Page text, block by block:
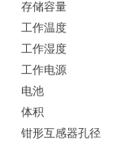
存储容量
工作温度
工作湿度
工作电源
电池
体积
钳形互感器孔径